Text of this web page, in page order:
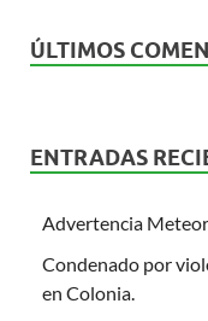
ÚLTIMOS
ENTRADAS
Advertencia
Condenado por
en Colonia.